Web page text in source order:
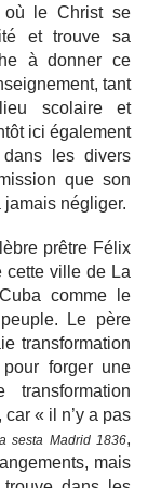
où le Christ se
et trouve sa
à donner ce
tant
scolaire et
ici également
dans les divers
que son
jamais négliger.
prêtre Félix
cette ville de La
comme le
Le père
transformation
forger une
« il n’y a pas
sesta Madrid 1836,
mais